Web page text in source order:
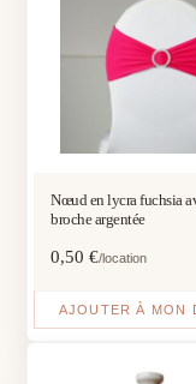
Nœud en lycra fuchsia
broche argentée
0,50€/location
AJOUTER À MON